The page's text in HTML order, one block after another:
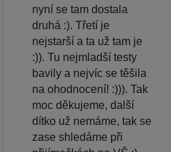
nyní se tam dostala
druhá :). Třetí je
nejstarší a ta už tam je
:)). Tu nejmladší testy
bavily a nejvíc se těšila
na ohodnocení! :))). Tak
moc děkujeme, další
dítko už nemáme, tak se
zase shledáme při